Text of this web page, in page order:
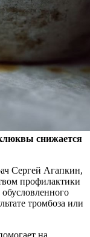
снижается
Сергей Агапкин,
профилактики
тромбоза или